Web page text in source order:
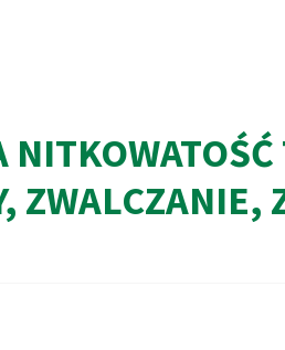
NITKOWATOŚĆ
ZWALCZANIE,